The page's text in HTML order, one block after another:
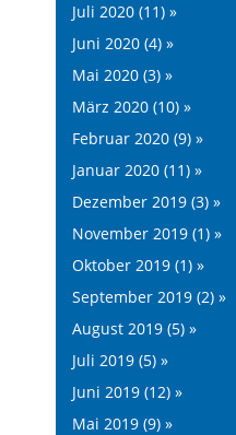
Juli 2020 (11) »
Juni 2020 (4) »
Mai 2020 (3) »
März 2020 (10) »
Februar 2020 (9) »
Januar 2020 (11) »
Dezember 2019 (3) »
November 2019 (1) »
Oktober 2019 (1) »
September 2019 (2) »
August 2019 (5) »
Juli 2019 (5) »
Juni 2019 (12) »
Mai 2019 (9) »